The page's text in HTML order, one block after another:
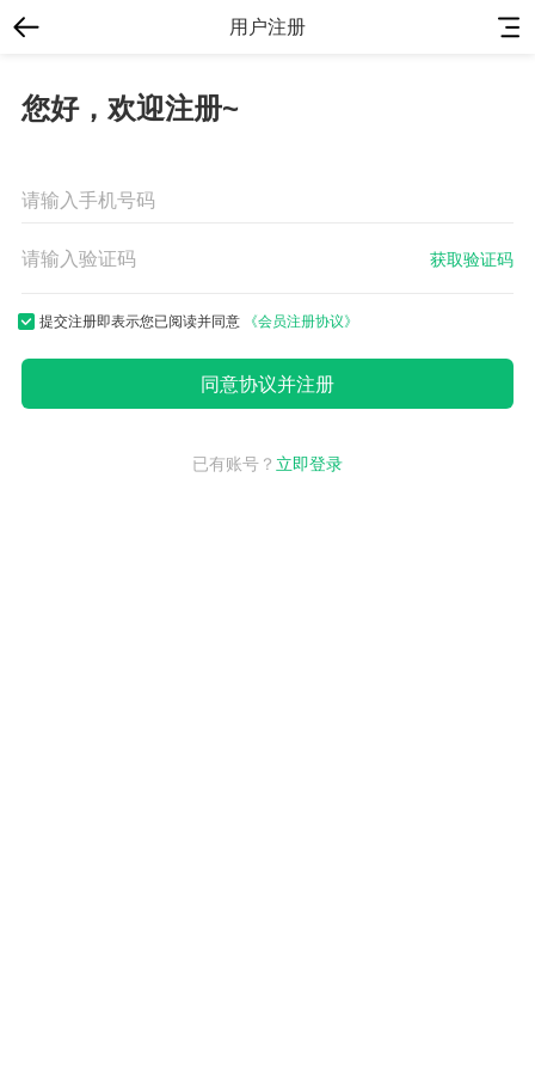
用户注册
您好，欢迎注册~
获取验证码
提交注册即表示您已阅读并同意 《会员注册协议》
已有账号？ 立即登录